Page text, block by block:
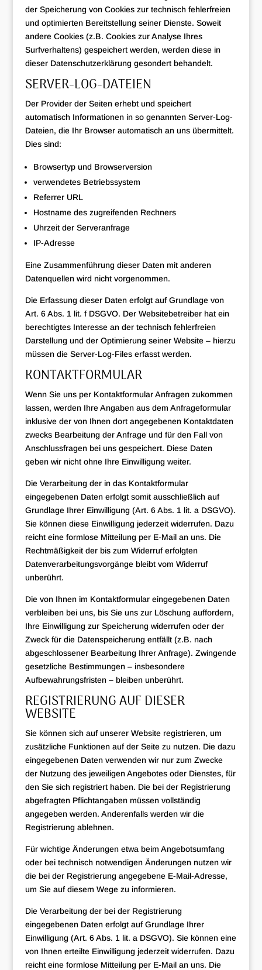
der Speicherung von Cookies zur technisch fehlerfreien
und optimierten Bereitstellung seiner Dienste. Soweit
andere Cookies (z.B. Cookies zur Analyse Ihres
Surfverhaltens) gespeichert werden, werden diese in
dieser Datenschutzerklärung gesondert behandelt.
SERVER-LOG-DATEIEN
Der Provider der Seiten erhebt und speichert
automatisch Informationen in so genannten Server-Log-
Dateien, die Ihr Browser automatisch an uns übermittelt.
Dies sind:
Browsertyp und Browserversion
verwendetes Betriebssystem
Referrer URL
Hostname des zugreifenden Rechners
Uhrzeit der Serveranfrage
IP-Adresse
Eine Zusammenführung dieser Daten mit anderen
Datenquellen wird nicht vorgenommen.
Die Erfassung dieser Daten erfolgt auf Grundlage von
Art. 6 Abs. 1 lit. f DSGVO. Der Websitebetreiber hat ein
berechtigtes Interesse an der technisch fehlerfreien
Darstellung und der Optimierung seiner Website – hierzu
müssen die Server-Log-Files erfasst werden.
KONTAKTFORMULAR
Wenn Sie uns per Kontaktformular Anfragen zukommen
lassen, werden Ihre Angaben aus dem Anfrageformular
inklusive der von Ihnen dort angegebenen Kontaktdaten
zwecks Bearbeitung der Anfrage und für den Fall von
Anschlussfragen bei uns gespeichert. Diese Daten
geben wir nicht ohne Ihre Einwilligung weiter.
Die Verarbeitung der in das Kontaktformular
eingegebenen Daten erfolgt somit ausschließlich auf
Grundlage Ihrer Einwilligung (Art. 6 Abs. 1 lit. a DSGVO).
Sie können diese Einwilligung jederzeit widerrufen. Dazu
reicht eine formlose Mitteilung per E-Mail an uns. Die
Rechtmäßigkeit der bis zum Widerruf erfolgten
Datenverarbeitungsvorgänge bleibt vom Widerruf
unberührt.
Die von Ihnen im Kontaktformular eingegebenen Daten
verbleiben bei uns, bis Sie uns zur Löschung auffordern,
Ihre Einwilligung zur Speicherung widerrufen oder der
Zweck für die Datenspeicherung entfällt (z.B. nach
abgeschlossener Bearbeitung Ihrer Anfrage). Zwingende
gesetzliche Bestimmungen – insbesondere
Aufbewahrungsfristen – bleiben unberührt.
REGISTRIERUNG AUF DIESER
WEBSITE
Sie können sich auf unserer Website registrieren, um
zusätzliche Funktionen auf der Seite zu nutzen. Die dazu
eingegebenen Daten verwenden wir nur zum Zwecke
der Nutzung des jeweiligen Angebotes oder Dienstes, für
den Sie sich registriert haben. Die bei der Registrierung
abgefragten Pflichtangaben müssen vollständig
angegeben werden. Anderenfalls werden wir die
Registrierung ablehnen.
Für wichtige Änderungen etwa beim Angebotsumfang
oder bei technisch notwendigen Änderungen nutzen wir
die bei der Registrierung angegebene E-Mail-Adresse,
um Sie auf diesem Wege zu informieren.
Die Verarbeitung der bei der Registrierung
eingegebenen Daten erfolgt auf Grundlage Ihrer
Einwilligung (Art. 6 Abs. 1 lit. a DSGVO). Sie können eine
von Ihnen erteilte Einwilligung jederzeit widerrufen. Dazu
reicht eine formlose Mitteilung per E-Mail an uns. Die